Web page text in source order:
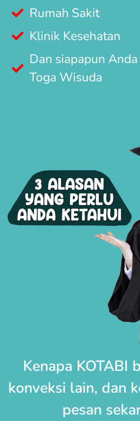
Rumah Sakit
Klinik Kesehatan
Dan siapapun
Toga Wisuda
Kenapa KOTABI
konveksi lain, dan
pesan